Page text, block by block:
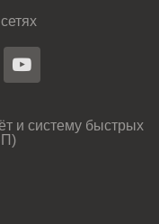
и систему быстрых